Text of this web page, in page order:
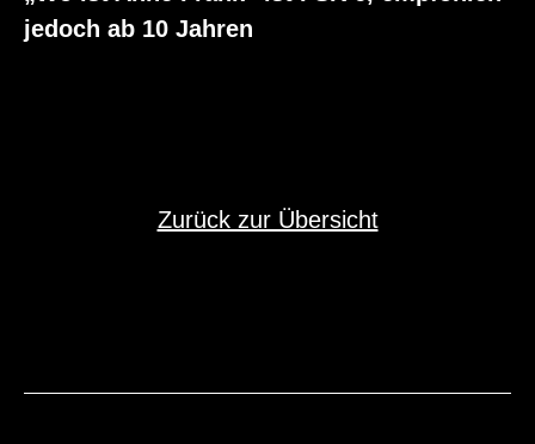
jedoch ab 10 Jahren
Zurück zur Übersicht